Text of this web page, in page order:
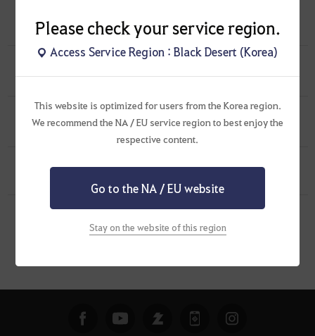
Please check your service region.
Access Service Region : Black Desert (Korea)
This website is optimized for users from the Korea region.
We recommend the NA / EU service region to best enjoy the
respective content.
Go to the NA / EU website
Stay on the website of this region
0
0 1.4K 2025.07.06
오공 룩 추천 Ver. 1
0 652 2025.07.06
[스크린샷 & 영상] 원신 도토레 처럼 입혀보았다
0
2025.05.10
1